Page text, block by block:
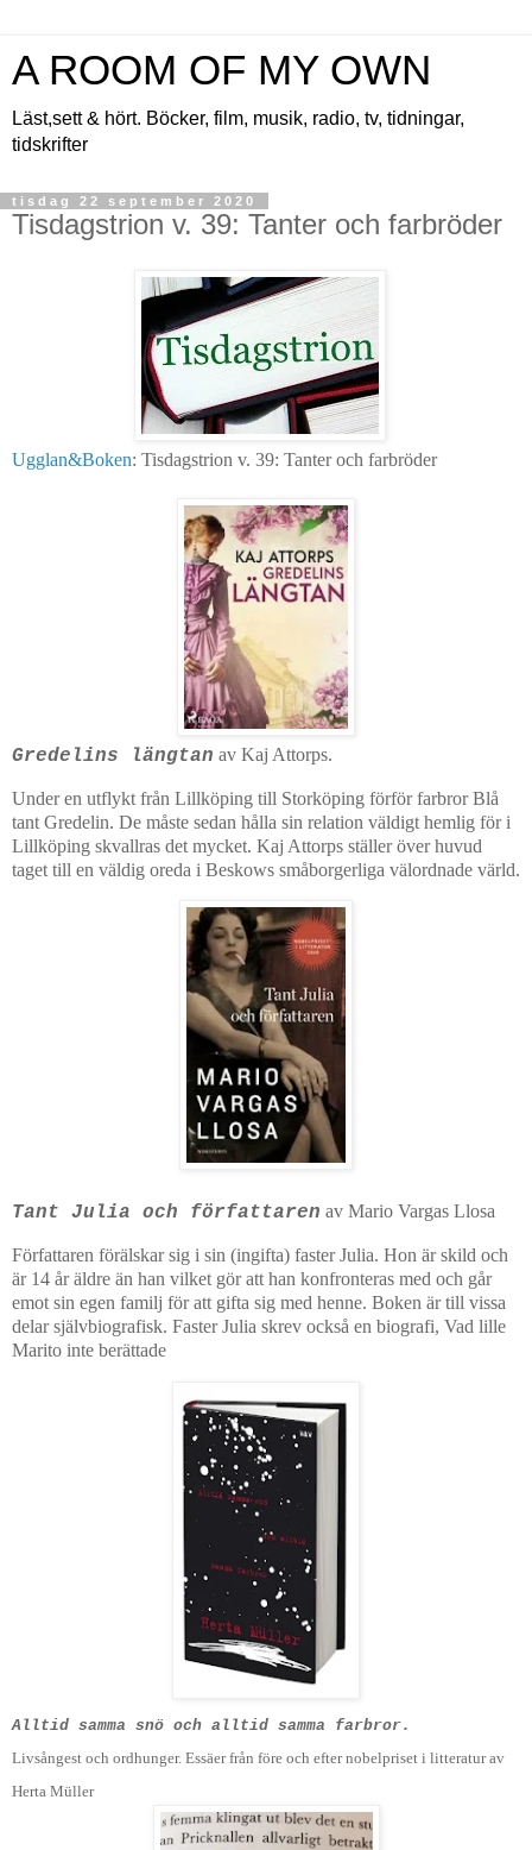
A ROOM OF MY OWN
Läst,sett & hört. Böcker, film, musik, radio, tv, tidningar,
tidskrifter
tisdag 22 september 2020
Tisdagstrion v. 39: Tanter och farbröder
Ugglan&Boken: Tisdagstrion v. 39: Tanter och farbröder
Gredelins längtan av Kaj Attorps.
Under en utflykt från Lillköping till Storköping förför farbror Blå
tant Gredelin. De måste sedan hålla sin relation väldigt hemlig för i
Lillköping skvallras det mycket. Kaj Attorps ställer över huvud
taget till en väldig oreda i Beskows småborgerliga välordnade värld.
Tant Julia och författaren av Mario Vargas Llosa
Författaren förälskar sig i sin (ingifta) faster Julia. Hon är skild och
är 14 år äldre än han vilket gör att han konfronteras med och går
emot sin egen familj för att gifta sig med henne. Boken är till vissa
delar självbiografisk. Faster Julia skrev också en biografi, Vad lille
Marito inte berättade
Alltid samma snö och alltid samma farbror.
Livsångest och ordhunger. Essäer från före och efter nobelpriset i litteratur av
Herta Müller